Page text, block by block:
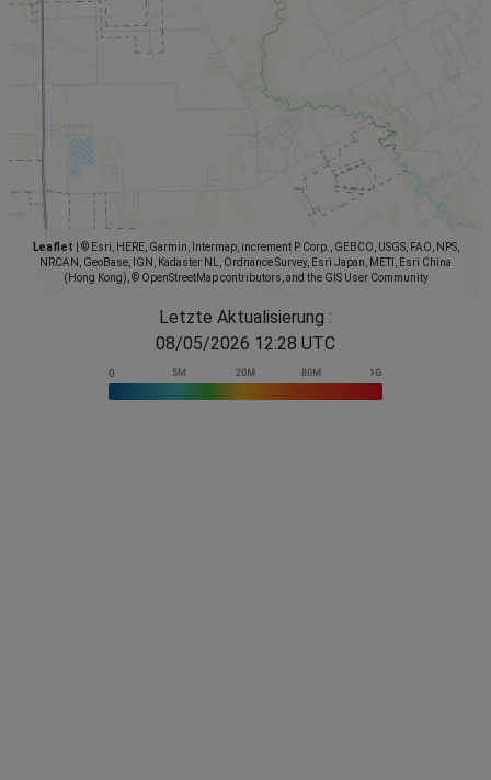
Leaflet
© Esri, HERE, Garmin, Intermap, increment P Corp., GEBCO, USGS, FAO, NPS,
NRCAN, GeoBase, IGN, Kadaster NL, Ordnance Survey, Esri Japan, METI, Esri China
(Hong Kong), © OpenStreetMap contributors, and the GIS User Community
Letzte Aktualisierung :
08/05/2026 12:28 UTC